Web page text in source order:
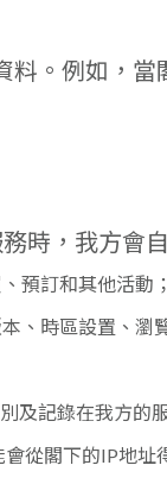
。例如，
時，我方會
預訂和其他活動；
、時區設置、瀏
及記錄在我方的
從閣下的IP地址